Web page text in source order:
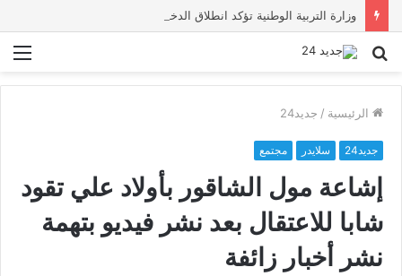
بحث
الرئيسية / جديد24
جديد24 سلايدر مجتمع
إشاعة مول الشاقور بأولاد علي تقود
شابا للاعتقال بعد نشر فيديو بتهمة
نشر أخبار زائفة